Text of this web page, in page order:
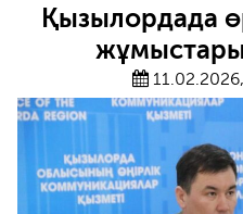
Қызылордада
жұмыстары